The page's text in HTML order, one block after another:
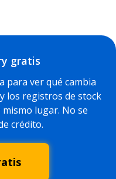
gratis
para ver qué cambia
los registros de stock
lugar. No se
crédito.